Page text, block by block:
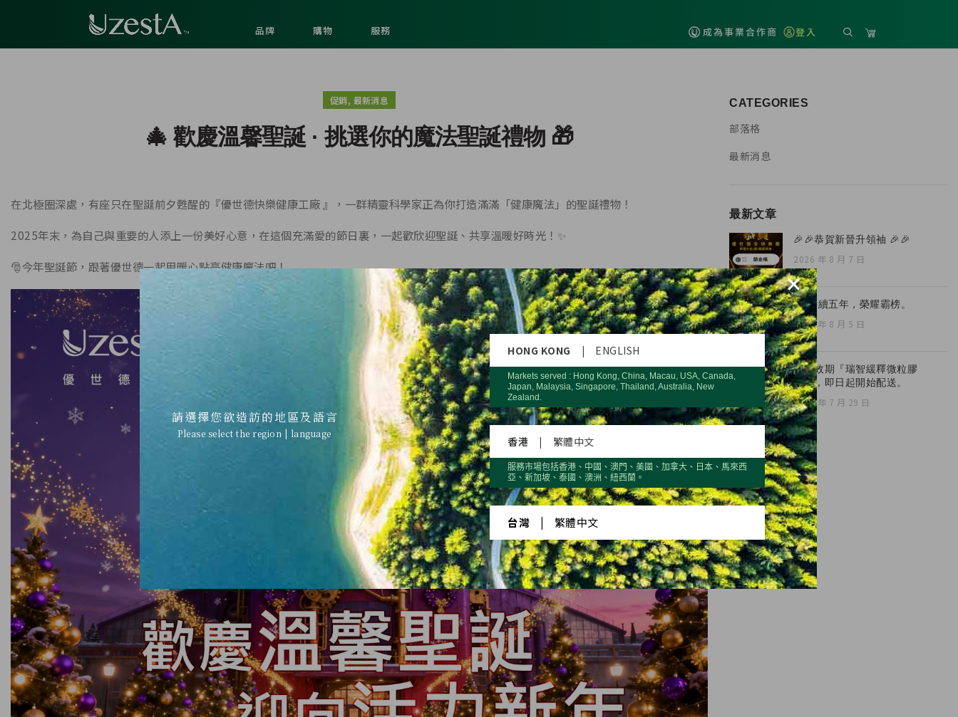
品牌 購物 服務 成為事業合作商 登入
促銷, 最新消息
🎄 歡慶溫馨聖誕 · 挑選你的魔法聖誕禮物 🎁
在北極圈深處，有座只在聖誕前夕甦醒的『優世德快樂健康工廠 』，一群精靈科學家正為你打造滿滿「健康魔法」的聖誕禮物！
2025年末，為自己與重要的人添上一份美好心意，在這個充滿愛的節日裏，一起歡欣迎聖誕、共享溫暖好時光！✨
🎅今年聖誕節，跟著優世德一起用暖心點亮健康魔法吧！
CATEGORIES
部落格
最新消息
最新文章
🎉🎉恭賀新晉升領袖 🎉🎉
2026 年 8 月 7 日
🏆 連續五年，榮耀霸榜。
2026 年 8 月 5 日
全新效期『瑞智緩釋微粒膠
囊』，即日起開始配送。
2026 年 7 月 29 日
×
請選擇您欲造訪的地區及語言
Please select the region | language
HONG KONG | ENGLISH
Markets served : Hong Kong, China, Macau, USA, Canada,
Japan, Malaysia, Singapore, Thailand, Australia, New
Zealand.
香港 | 繁體中文
服務市場包括香港、中國、澳門、美國、加拿大、日本、馬來西
亞、新加坡、泰國、澳洲、紐西蘭。
台灣 | 繁體中文